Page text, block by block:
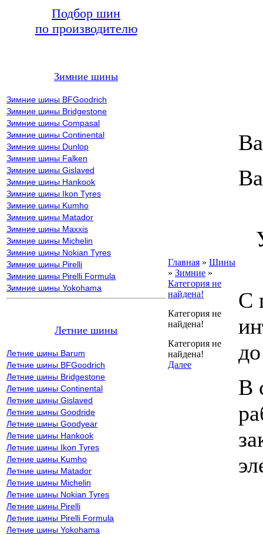
Подбор шин
по производителю
Зимние шины
Зимние шины BFGoodrich
Зимние шины Bridgestone
Зимние шины Compasal
Зимние шины Continental
Зимние шины Dunlop
Зимние шины Falken
Зимние шины Gislaved
Зимние шины Hankook
Зимние шины Ikon Tyres
Зимние шины Kumho
Зимние шины Matador
Зимние шины Maxxis
Зимние шины Michelin
Зимние шины Nokian Tyres
Зимние шины Pirelli
Зимние шины Pirelli Formula
Зимние шины Yokohama
Летние шины
Летние шины Barum
Летние шины BFGoodrich
Летние шины Bridgestone
Летние шины Continental
Летние шины Gislaved
Летние шины Goodride
Летние шины Goodyear
Летние шины Hankook
Летние шины Ikon Tyres
Летние шины Kumho
Летние шины Matador
Летние шины Michelin
Летние шины Nokian Tyres
Летние шины Pirelli
Летние шины Pirelli Formula
Летние шины Yokohama
Главная » Шины
» Зимние »
Категория не
найдена!
Категория не
найдена!
Категория не
найдена!
Далее
С
В